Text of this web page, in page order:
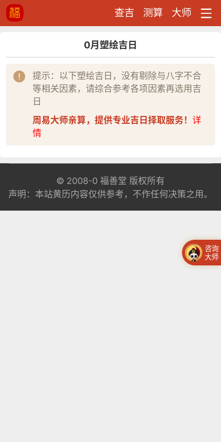
查吉 测算 大师
0月塑绘吉日
提示：以下塑绘吉日，没有剔除与八字不合
等相关因素，请综合参考各项因素再选用吉
日
周易大师亲算，提供专业吉日择取服务！ 详
情
© 2008-0 福善堂 版权所有
声明：本站黄历内容仅供参考，不作任何决策之用。
咨询
大师